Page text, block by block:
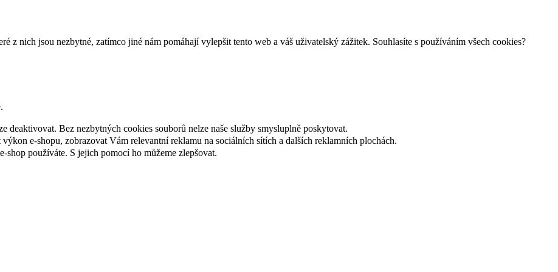
z nich jsou nezbytné, zatímco jiné nám pomáhají vylepšit tento web a váš uživatelský zážitek. Souhlasíte s používáním všech cookies?
deaktivovat. Bez nezbytných cookies souborů nelze naše služby smysluplně poskytovat.
e-shopu, zobrazovat Vám relevantní reklamu na sociálních sítích a dalších reklamních plochách.
shop používáte. S jejich pomocí ho můžeme zlepšovat.